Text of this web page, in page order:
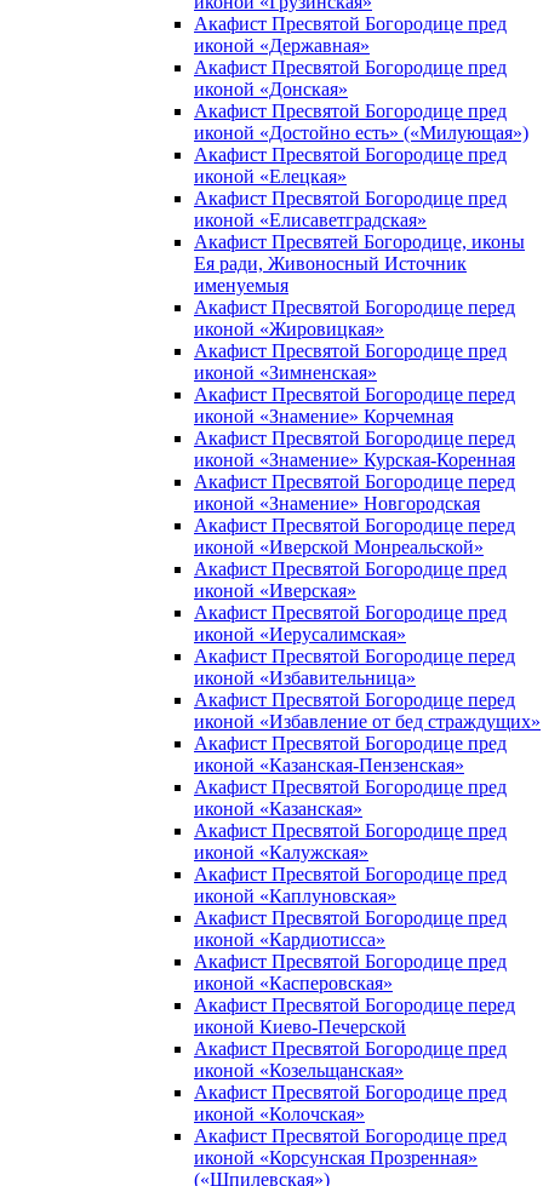
Акафист Пресвятой Богородице пред
иконой «Державная»
Акафист Пресвятой Богородице пред
иконой «Донская»
Акафист Пресвятой Богородице пред
иконой «Достойно есть» («Милующая»)
Акафист Пресвятой Богородице пред
иконой «Елецкая»
Акафист Пресвятой Богородице пред
иконой «Елисаветградская»
Акафист Пресвятей Богородице, иконы
Ея ради, Живоносный Источник
именуемыя
Акафист Пресвятой Богородице перед
иконой «Жировицкая»
Акафист Пресвятой Богородице пред
иконой «Зимненская»
Акафист Пресвятой Богородице перед
иконой «Знамение» Корчемная
Акафист Пресвятой Богородице перед
иконой «Знамение» Курская-Коренная
Акафист Пресвятой Богородице перед
иконой «Знамение» Новгородская
Акафист Пресвятой Богородице перед
иконой «Иверской Монреальской»
Акафист Пресвятой Богородице пред
иконой «Иверская»
Акафист Пресвятой Богородице пред
иконой «Иерусалимская»
Акафист Пресвятой Богородице перед
иконой «Избавительница»
Акафист Пресвятой Богородице перед
иконой «Избавление от бед страждущих»
Акафист Пресвятой Богородице пред
иконой «Казанская-Пензенская»
Акафист Пресвятой Богородице пред
иконой «Казанская»
Акафист Пресвятой Богородице пред
иконой «Калужская»
Акафист Пресвятой Богородице пред
иконой «Каплуновская»
Акафист Пресвятой Богородице пред
иконой «Кардиотисса»
Акафист Пресвятой Богородице пред
иконой «Касперовская»
Акафист Пресвятой Богородице перед
иконой Киево-Печерской
Акафист Пресвятой Богородице пред
иконой «Козельщанская»
Акафист Пресвятой Богородице пред
иконой «Колочская»
Акафист Пресвятой Богородице пред
иконой «Корсунская Прозренная»
(«Шпилевская»)